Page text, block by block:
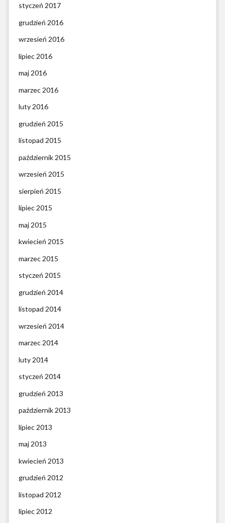
styczeń 2017
grudzień 2016
wrzesień 2016
lipiec 2016
maj 2016
marzec 2016
luty 2016
grudzień 2015
listopad 2015
październik 2015
wrzesień 2015
sierpień 2015
lipiec 2015
maj 2015
kwiecień 2015
marzec 2015
styczeń 2015
grudzień 2014
listopad 2014
wrzesień 2014
marzec 2014
luty 2014
styczeń 2014
grudzień 2013
październik 2013
lipiec 2013
maj 2013
kwiecień 2013
grudzień 2012
listopad 2012
lipiec 2012